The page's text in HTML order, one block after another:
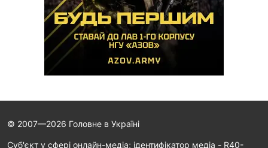
© 2007—2026 Головне в Україні
Cуб'єкт у сфері онлайн-медіа; ідентифікатор медіа - R40-